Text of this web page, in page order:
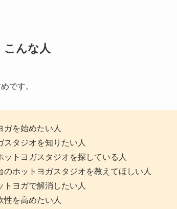
こんな人
です。
ガを始めたい人
タジオを知りたい人
トヨガスタジオを探している人
ホットヨガスタジオを教えてほしい人
トヨガで解消したい人
性を高めたい人